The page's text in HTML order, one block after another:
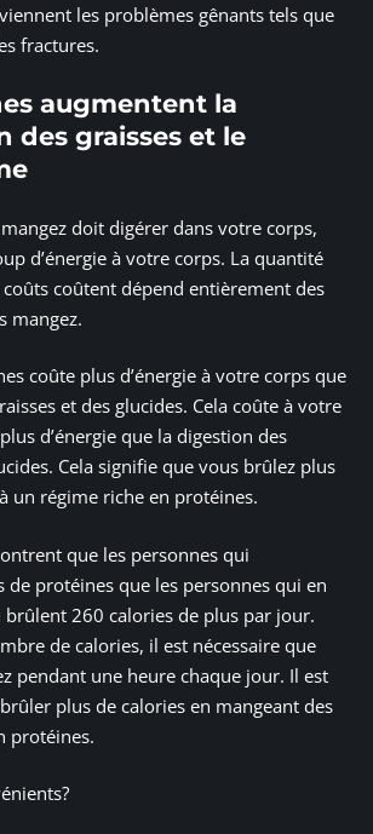
les problèmes gênants tels que
fractures.
augmentent la
des graisses et le
doit digérer dans votre corps,
d’énergie à votre corps. La quantité
coûts coûtent dépend entièrement des
mangez.
coûte plus d’énergie à votre corps que
et des glucides. Cela coûte à votre
d’énergie que la digestion des
Cela signifie que vous brûlez plus
un régime riche en protéines.
que les personnes qui
protéines que les personnes qui en
260 calories de plus par jour.
de calories, il est nécessaire que
pendant une heure chaque jour. Il est
plus de calories en mangeant des
protéines.